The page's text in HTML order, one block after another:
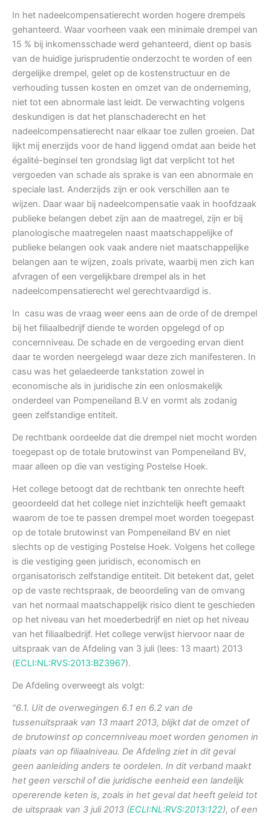
In het nadeelcompensatierecht worden hogere drempels
gehanteerd. Waar voorheen vaak een minimale drempel van
15 % bij inkomensschade werd gehanteerd, dient op basis
van de huidige jurisprudentie onderzocht te worden of een
dergelijke drempel, gelet op de kostenstructuur en de
verhouding tussen kosten en omzet van de onderneming,
niet tot een abnormale last leidt. De verwachting volgens
deskundigen is dat het planschaderecht en het
nadeelcompensatierecht naar elkaar toe zullen groeien. Dat
lijkt mij enerzijds voor de hand liggend omdat aan beide het
égalité-beginsel ten grondslag ligt dat verplicht tot het
vergoeden van schade als sprake is van een abnormale en
speciale last. Anderzijds zijn er ook verschillen aan te
wijzen. Daar waar bij nadeelcompensatie vaak in hoofdzaak
publieke belangen debet zijn aan de maatregel, zijn er bij
planologische maatregelen naast maatschappelijke of
publieke belangen ook vaak andere niet maatschappelijke
belangen aan te wijzen, zoals private, waarbij men zich kan
afvragen of een vergelijkbare drempel als in het
nadeelcompensatierecht wel gerechtvaardigd is.
In casu was de vraag weer eens aan de orde of de drempel
bij het filiaalbedrijf diende te worden opgelegd of op
concernniveau. De schade en de vergoeding ervan dient
daar te worden neergelegd waar deze zich manifesteren. In
casu was het gelaedeerde tankstation zowel in
economische als in juridische zin een onlosmakelijk
onderdeel van Pompeneiland B.V en vormt als zodanig
geen zelfstandige entiteit.
De rechtbank oordeelde dat die drempel niet mocht worden
toegepast op de totale brutowinst van Pompeneiland BV,
maar alleen op die van vestiging Postelse Hoek.
Het college betoogt dat de rechtbank ten onrechte heeft
geoordeeld dat het college niet inzichtelijk heeft gemaakt
waarom de toe te passen drempel moet worden toegepast
op de totale brutowinst van Pompeneiland BV en niet
slechts op de vestiging Postelse Hoek. Volgens het college
is die vestiging geen juridisch, economisch en
organisatorisch zelfstandige entiteit. Dit betekent dat, gelet
op de vaste rechtspraak, de beoordeling van de omvang
van het normaal maatschappelijk risico dient te geschieden
op het niveau van het moederbedrijf en niet op het niveau
van het filiaalbedrijf. Het college verwijst hiervoor naar de
uitspraak van de Afdeling van 3 juli (lees: 13 maart) 2013
(ECLI:NL:RVS:2013:BZ3967).
De Afdeling overweegt als volgt:
“6.1. Uit de overwegingen 6.1 en 6.2 van de
tussenuitspraak van 13 maart 2013, blijkt dat de omzet of
de brutowinst op concernniveau moet worden genomen in
plaats van op filiaalniveau. De Afdeling ziet in dit geval
geen aanleiding anders te oordelen. In dit verband maakt
het geen verschil of die juridische eenheid een landelijk
opererende keten is, zoals in het geval dat heeft geleid tot
de uitspraak van 3 juli 2013 (ECLI:NL:RVS:2013:122), of een